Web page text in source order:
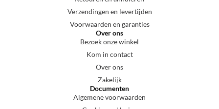
Verzendingen en levertijden
Voorwaarden en garanties
Over ons
Bezoek onze winkel
Kom in contact
Over ons
Zakelijk
Documenten
Algemene voorwaarden